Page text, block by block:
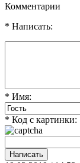
Комментарии
* Написать:
* Имя:
* Код с картинки: